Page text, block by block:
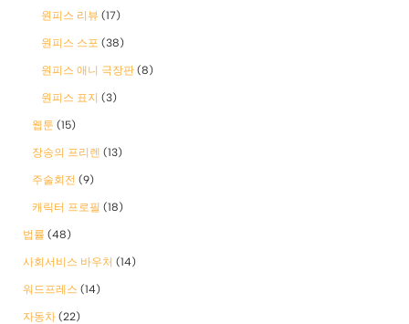
원피스 리뷰 (17)
원피스 스포 (38)
원피스 애니 극장판 (8)
원피스 표지 (3)
웹툰 (15)
장송의 프리렌 (13)
주술회전 (9)
캐릭터 프로필 (18)
법률 (48)
사회서비스 바우처 (14)
워드프레스 (14)
자동차 (22)